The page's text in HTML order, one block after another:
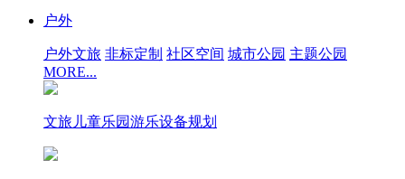
户外
户外文旅 非标定制 社区空间 城市公园 主题公园
MORE...
文旅儿童乐园游乐设备规划